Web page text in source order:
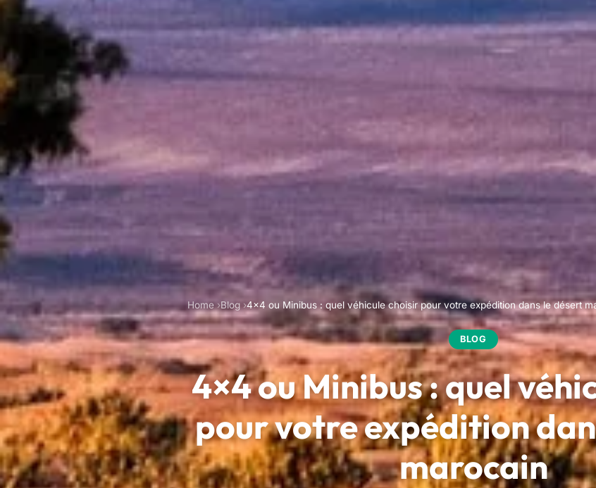
Home Blog 4×4 ou Minibus : quel véhicule choisir pour votre expédition dans le désert
BLOG
4×4 ou Minibus : quel
pour votre expédition
marocain